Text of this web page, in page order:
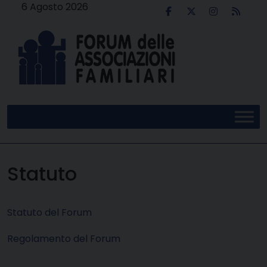
6 Agosto 2026
Statuto
Statuto del Forum
Regolamento del Forum